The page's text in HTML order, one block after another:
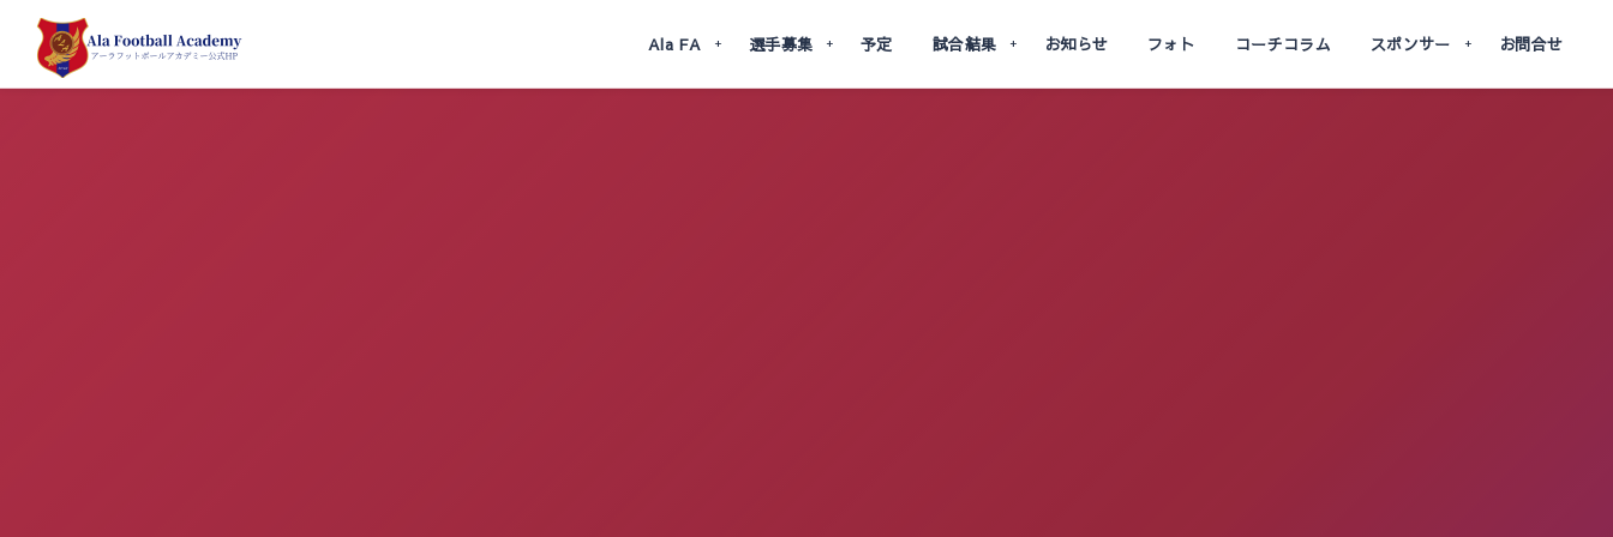
Ala FA 選手募集 予定 試合結果 お知らせ フォト コーチコラム スポンサー お問合せ